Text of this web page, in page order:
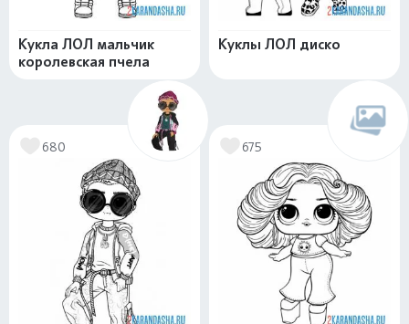
Кукла ЛОЛ мальчик
королевская пчела
Куклы ЛОЛ диско
680 675